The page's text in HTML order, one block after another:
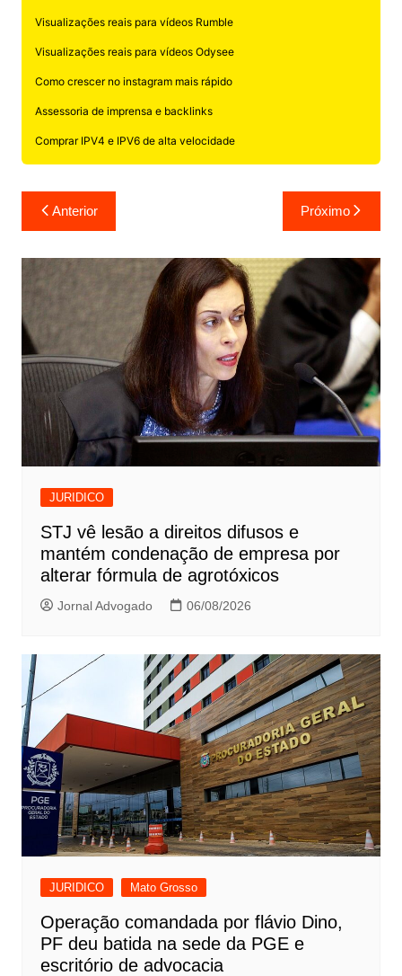
Visualizações reais para vídeos Rumble
Visualizações reais para vídeos Odysee
Como crescer no instagram mais rápido
Assessoria de imprensa e backlinks
Comprar IPV4 e IPV6 de alta velocidade
Navegação
de
Post
Anterior Próximo
JURIDICO
STJ vê lesão a direitos difusos e
mantém condenação de empresa por
alterar fórmula de agrotóxicos
Jornal Advogado 06/08/2026
JURIDICO Mato Grosso
Operação comandada por flávio Dino,
PF deu batida na sede da PGE e
escritório de advocacia